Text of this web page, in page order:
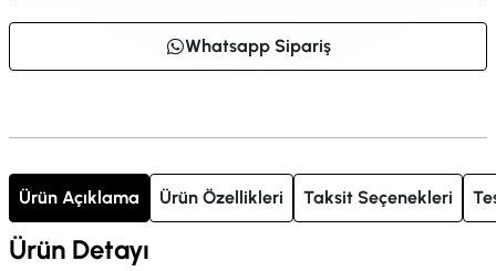
Whatsapp Sipariş
Ürün Açıklama Ürün Özellikleri Taksit Seçenekleri
Ürün Detayı